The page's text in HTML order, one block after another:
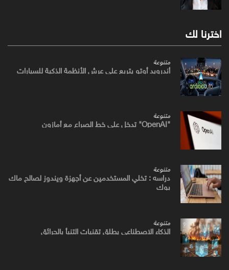
اخترنا لك
متنوعة
أندرويد أوتو يتربع علي عرش الأنظمة الذكية للسيارات
متنوعة
"OpenAI" تدخل علي خط الصراع مع أمازون
متنوعة
دراسه : تخلي المستخدمين عن أجهزة ويندوز لصالح ماك
بوك
متنوعة
الذكاء الاصطناعي يطلق تقنيات التنبأ بالحرائق